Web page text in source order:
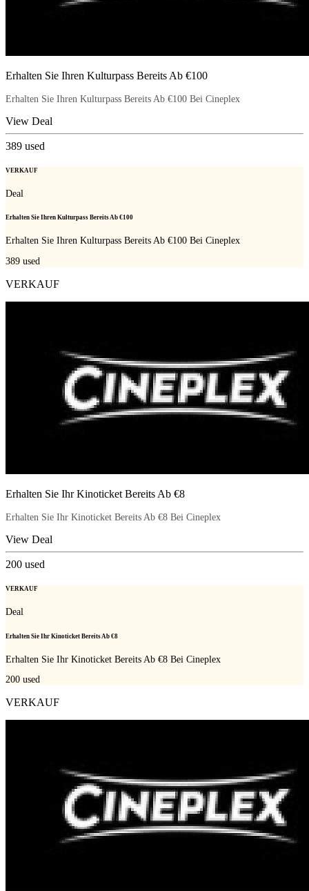
Erhalten Sie Ihren Kulturpass Bereits Ab €100
Erhalten Sie Ihren Kulturpass Bereits Ab €100 Bei Cineplex
View Deal
389 used
VERKAUF
Deal
Erhalten Sie Ihren Kulturpass Bereits Ab €100
Erhalten Sie Ihren Kulturpass Bereits Ab €100 Bei Cineplex
389 used
VERKAUF
Erhalten Sie Ihr Kinoticket Bereits Ab €8
Erhalten Sie Ihr Kinoticket Bereits Ab €8 Bei Cineplex
View Deal
200 used
VERKAUF
Deal
Erhalten Sie Ihr Kinoticket Bereits Ab €8
Erhalten Sie Ihr Kinoticket Bereits Ab €8 Bei Cineplex
200 used
VERKAUF